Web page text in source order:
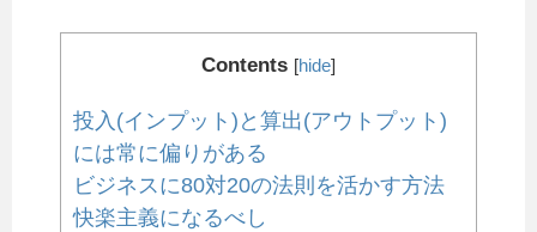
Contents [hide]
投入(インプット)と算出(アウトプット)
には常に偏りがある
ビジネスに80対20の法則を活かす方法
快楽主義になるべし